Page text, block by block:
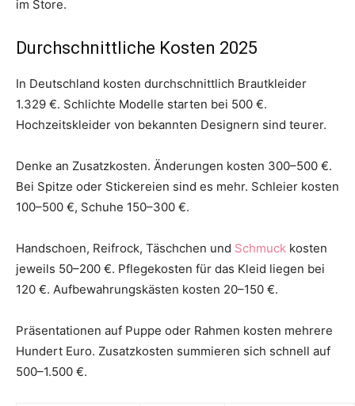
im Store.
Durchschnittliche Kosten 2025
In Deutschland kosten durchschnittlich Brautkleider
1.329 €. Schlichte Modelle starten bei 500 €.
Hochzeitskleider von bekannten Designern sind teurer.
Denke an Zusatzkosten. Änderungen kosten 300–500 €.
Bei Spitze oder Stickereien sind es mehr. Schleier kosten
100–500 €, Schuhe 150–300 €.
Handschoen, Reifrock, Täschchen und Schmuck kosten
jeweils 50–200 €. Pflegekosten für das Kleid liegen bei
120 €. Aufbewahrungskästen kosten 20–150 €.
Präsentationen auf Puppe oder Rahmen kosten mehrere
Hundert Euro. Zusatzkosten summieren sich schnell auf
500–1.500 €.